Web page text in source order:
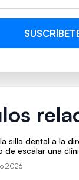
silla dental a la
de escalar una
2026